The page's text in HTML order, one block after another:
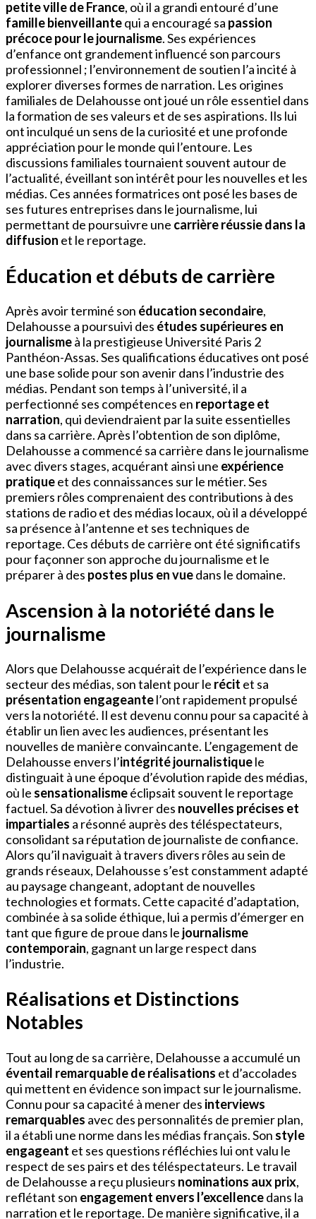
petite ville de France, où il a grandi entouré d’une
famille bienveillantequi a encouragé sa passion
précoce pour le journalisme. Ses expériences
d’enfance ont grandement influencé son parcours
professionnel ; l’environnement de soutien l’a incité à
explorer diverses formes de narration. Les origines
familiales de Delahousse ont joué un rôle essentiel dans
la formation de ses valeurs et de ses aspirations. Ils lui
ont inculqué un sens de la curiosité et une profonde
appréciation pour le monde qui l’entoure. Les
discussions familiales tournaient souvent autour de
l’actualité, éveillant son intérêt pour les nouvelles et les
médias. Ces années formatrices ont posé les bases de
ses futures entreprises dans le journalisme, lui
permettant de poursuivre une carrière réussie dans la
diffusion et le reportage.
Éducation et débuts de carrière
Après avoir terminé son éducation secondaire,
Delahousse a poursuivi des études supérieures en
journalismeà la prestigieuse Université Paris 2
Panthéon-Assas. Ses qualifications éducatives ont posé
une base solide pour son avenir dans l’industrie des
médias. Pendant son temps à l’université, il a
perfectionné ses compétences en reportage et
narration, qui deviendraient par la suite essentielles
dans sa carrière. Après l’obtention de son diplôme,
Delahousse a commencé sa carrière dans le journalisme
avec divers stages, acquérant ainsi une expérience
pratiqueet des connaissances sur le métier. Ses
premiers rôles comprenaient des contributions à des
stations de radio et des médias locaux, où il a développé
sa présence à l’antenne et ses techniques de
reportage. Ces débuts de carrière ont été significatifs
pour façonner son approche du journalisme et le
préparer à des postes plus en vuedans le domaine.
Ascension à la notoriété dans le
journalisme
Alors que Delahousse acquérait de l’expérience dans le
secteur des médias, son talent pour le récit et sa
présentation engageantel’ont rapidement propulsé
vers la notoriété. Il est devenu connu pour sa capacité à
établir un lien avec les audiences, présentant les
nouvelles de manière convaincante. L’engagement de
Delahousse envers l’intégrité journalistiquele
distinguait à une époque d’évolution rapide des médias,
où le sensationalismeéclipsait souvent le reportage
factuel. Sa dévotion à livrer des nouvelles précises et
impartiales a résonné auprès des téléspectateurs,
consolidant sa réputation de journaliste de confiance.
Alors qu’il naviguait à travers divers rôles au sein de
grands réseaux, Delahousse s’est constamment adapté
au paysage changeant, adoptant de nouvelles
technologies et formats. Cette capacité d’adaptation,
combinée à sa solide éthique, lui a permis d’émerger en
tant que figure de proue dans le journalisme
contemporain, gagnant un large respect dans
l’industrie.
Réalisations et Distinctions
Notables
Tout au long de sa carrière, Delahousse a accumulé un
éventail remarquable de réalisations et d’accolades
qui mettent en évidence son impact sur le journalisme.
Connu pour sa capacité à mener des interviews
remarquables avec des personnalités de premier plan,
il a établi une norme dans les médias français. Son style
engageant et ses questions réfléchies lui ont valu le
respect de ses pairs et des téléspectateurs. Le travail
de Delahousse a reçu plusieurs nominations aux prix,
reflétant son engagement envers l’excellencedans la
narration et le reportage. De manière significative, il a